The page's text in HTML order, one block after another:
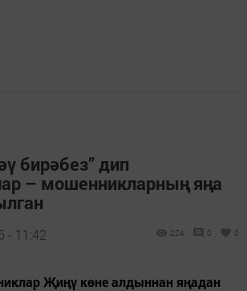
бирәбез” дип
– мошенникларның яңа
- 11:42 224 0 0
Җиңү көне алдыннан яңадан